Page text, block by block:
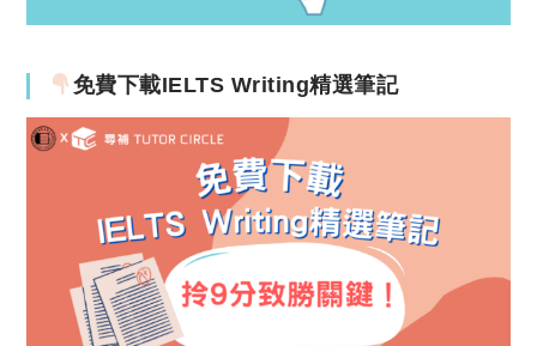
免費下載IELTS Writing精選筆記